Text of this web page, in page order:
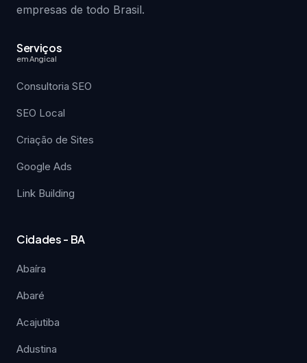
empresas de todo Brasil.
Serviços
em Angical
Consultoria SEO
SEO Local
Criação de Sites
Google Ads
Link Building
Cidades - BA
Abaíra
Abaré
Acajutiba
Adustina